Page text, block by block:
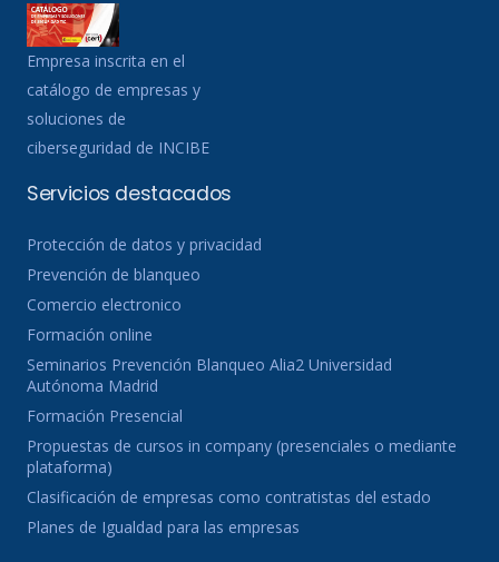
Empresa inscrita en el
catálogo de empresas y
soluciones de
ciberseguridad de INCIBE
Servicios destacados
Protección de datos y privacidad
Prevención de blanqueo
Comercio electronico
Formación online
Seminarios Prevención Blanqueo Alia2 Universidad
Autónoma Madrid
Formación Presencial
Propuestas de cursos in company (presenciales o mediante
plataforma)
Clasificación de empresas como contratistas del estado
Planes de Igualdad para las empresas